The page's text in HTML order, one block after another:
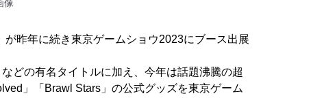
像
昨年に続き東京ゲームショウ2023にブース出展
どの有名タイトルに加え、今年は話題沸騰の超
」「Brawl Stars」の公式グッズを東京ゲーム